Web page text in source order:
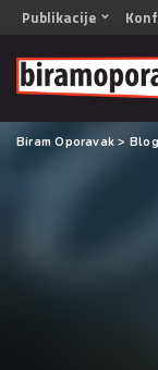
Publikacije
OPORAVAK- Naš
OPORAVAK- Naš
RECOVERY- Our
OPORAVAK-
Biram Oporavak > Blog